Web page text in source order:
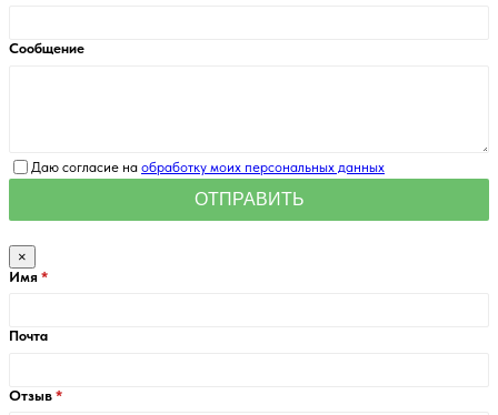
Сообщение
Даю согласие на обработку моих персональных данных
×
Имя
Почта
Отзыв